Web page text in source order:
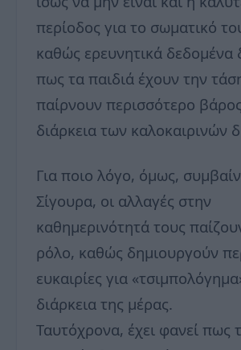
περίοδος για το σωματικό
καθώς ερευνητικά δεδομένα
πως τα παιδιά έχουν την
παίρνουν περισσότερο
διάρκεια των καλοκαιρινών
Για ποιο λόγο, όμως,
Σίγουρα, οι αλλαγές στην
καθημερινότητά τους
ρόλο, καθώς δημιουργούν
ευκαιρίες για
διάρκεια της μέρας.
Ταυτόχρονα, έχει φανεί πως